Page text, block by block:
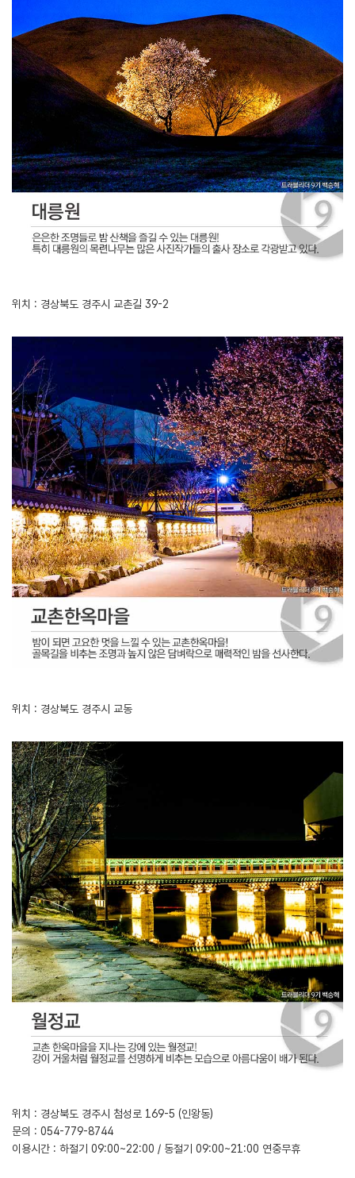
위치 : 경상북도 경주시 교촌길 39-2
위치 : 경상북도 경주시 교동
위치 : 경상북도 경주시 첨성로 169-5 (인왕동)
문의 : 054-779-8744
이용시간 : 하절기 09:00~22:00 / 동절기 09:00~21:00 연중무휴